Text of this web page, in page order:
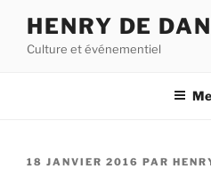
contenu
HENRY DE
Culture et événementiel
PUBLIÉ
18 JANVIER 2016 PAR